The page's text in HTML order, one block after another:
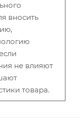
вносить
не влияют
товара.